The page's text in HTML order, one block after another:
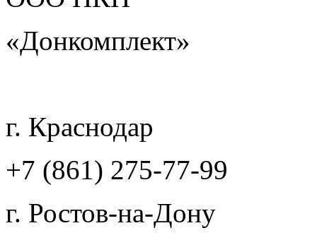
«Донкомплект»
г. Краснодар
+7 (861) 275-77-99
г. Ростов-на-Дону